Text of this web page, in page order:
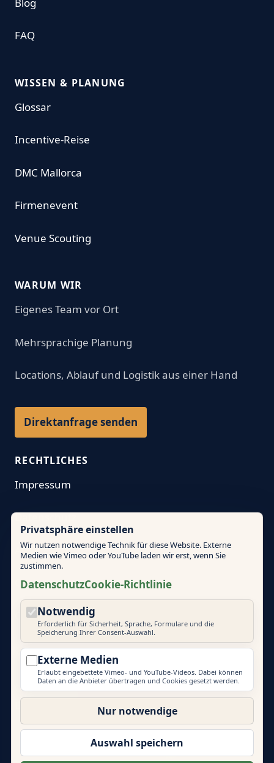
FAQ
WISSEN & PLANUNG
Glossar
Incentive-Reise
DMC Mallorca
Firmenevent
Venue Scouting
WARUM WIR
Eigenes Team vor Ort
Mehrsprachige Planung
Locations, Ablauf und Logistik aus einer Hand
Direktanfrage senden
RECHTLICHES
Impressum
Datenschutz
AGB
Cookie-Richtlinie
Cookie-Einstellungen
© 2026 Mallorca Teambuilding
Weitere Marken der Event Prime GmbH:
Eventlocations Hamburg| Eventagentur Hamburg
Teambuilding Barcelona
Privatsphäre einstellen
Wir nutzen notwendige Technik für diese Website. Externe
Medien wie Vimeo oder YouTube laden wir erst, wenn Sie
zustimmen.
DatenschutzCookie-Richtlinie
Notwendig
Erforderlich für Sicherheit, Sprache, Formulare und die
Speicherung Ihrer Consent-Auswahl.
Externe Medien
Erlaubt eingebettete Vimeo- und YouTube-Videos. Dabei können
Daten an die Anbieter übertragen und Cookies gesetzt werden.
Nur notwendige
Auswahl speichern